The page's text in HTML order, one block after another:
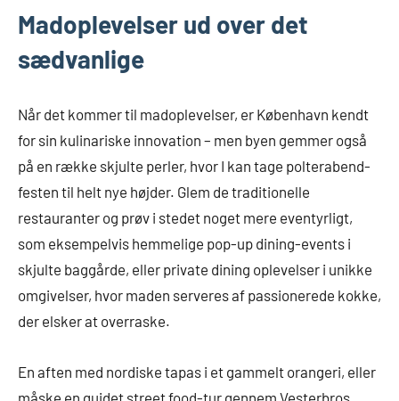
Madoplevelser ud over det
sædvanlige
Når det kommer til madoplevelser, er København kendt
for sin kulinariske innovation – men byen gemmer også
på en række skjulte perler, hvor I kan tage polterabend-
festen til helt nye højder. Glem de traditionelle
restauranter og prøv i stedet noget mere eventyrligt,
som eksempelvis hemmelige pop-up dining-events i
skjulte baggårde, eller private dining oplevelser i unikke
omgivelser, hvor maden serveres af passionerede kokke,
der elsker at overraske.
En aften med nordiske tapas i et gammelt orangeri, eller